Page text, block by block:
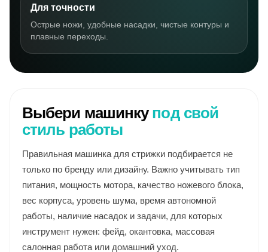
Для точности
Острые ножи, удобные насадки, чистые контуры и
плавные переходы.
Выбери машинкупод свой
стиль работы
Правильная машинка для стрижки подбирается не
только по бренду или дизайну. Важно учитывать тип
питания, мощность мотора, качество ножевого блока,
вес корпуса, уровень шума, время автономной
работы, наличие насадок и задачи, для которых
инструмент нужен: фейд, окантовка, массовая
салонная работа или домашний уход.